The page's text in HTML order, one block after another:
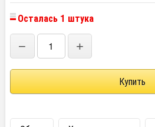
Осталась 1 штука
− +